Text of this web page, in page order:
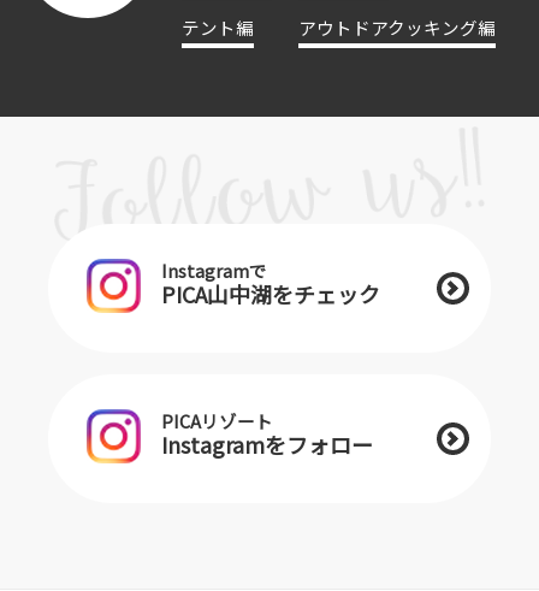
テント編
アウトドアクッキング編
Instagramで
PICA山中湖をチェック
PICAリゾート
Instagramをフォロー